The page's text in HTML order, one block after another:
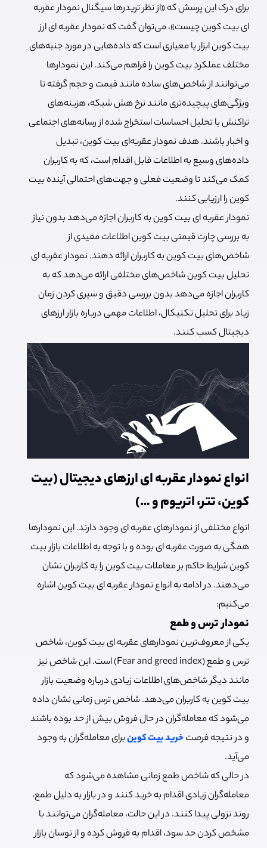
برای درک این پرسش که «از نظر تریدرها سیگنال نمودار عقربه
ای بیت کوین چیست»، می‌توان گفت که نمودار عقربه ای ارز
بیت کوین ابزار یا معیاری است که داده‌هایی در مورد جنبه‌های
مختلف عملکرد بیت کوین را فراهم می‌کند. این نمودارها
می‌توانند از شاخص‌های ساده مانند قیمت و حجم گرفته تا
ویژگی‌های پیچیده‌تری مانند نرخ هش شبکه، هزینه‌های
تراکنش یا تحلیل احساسات استخراج شده از رسانه‌های اجتماعی
و اخبار باشند. هدف نمودار عقربه‌ای بیت کوین، تبدیل
داده‌های وسیع به اطلاعات قابل اقدام است، که به کاربران
کمک می‌کند تا وضعیت فعلی و جهت‌های احتمالی آینده بیت
کوین را ارزیابی کنند.
نمودار عقربه ای بیت کوین به کاربران اجازه می‌دهد بدون نیاز
به بررسی چارت قیمتی بیت کوین اطلاعات مفیدی از
شاخص‌های بیت کوین به کاربران ارائه دهند. نمودار عقربه ای
تحلیل بیت کوین شاخص‌های مختلفی ارائه می‌دهد که به
کاربران اجازه می‌دهد بدون بررسی دقیق و سپری کردن زمان
زیاد برای تحلیل تکنیکال، اطلاعات مهمی درباره بازار ارزهای
دیجیتال کسب کنند.
انواع نمودار عقربه ای ارزهای دیجیتال (بیت
کوین، تتر، اتریوم و …)
انواع مختلفی از نمودارهای عقربه ای وجود دارند. این نمودارها
همگی به صورت عقربه ای بوده و با توجه به اطلاعات بازار بیت
کوین شرایط حاکم بر معاملات بیت کوین را به کاربران نشان
می‌دهند. در ادامه به انواع نمودار عقربه ای بیت کوین اشاره
می‌کنیم:
نمودار ترس و طمع
یکی از معروف‌ترین نمودارهای عقربه ای بیت کوین، شاخص
ترس و طمع (Fear and greed index) است. این شاخص نیز
مانند دیگر شاخص‌های اطلاعات زیادی درباره وضعیت بازار
بیت کوین به کاربران می‌دهد. شاخص ترس زمانی نشان داده
می‌شود که معامله‌گران در حال فروش بیش از حد بوده باشند
و در نتیجه فرصت خرید بیت کوینبرای معامله‌گران به وجود
می‌آید.
در حالی که شاخص طمع زمانی مشاهده می‌شود که
معامله‌گران زیادی اقدام به خرید کنند و در بازار به دلیل طمع،
روند نزولی پیدا کنند. در این حالت، معامله‌گران می‌توانند با
مشخص کردن حد سود، اقدام به فروش کرده و از نوسان بازار